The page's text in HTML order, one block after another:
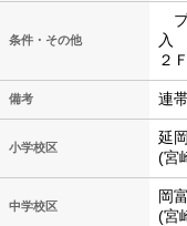
条件・その他
プ
入
２
備考 連
小学校区
延
(宮
中学校区
岡
(宮